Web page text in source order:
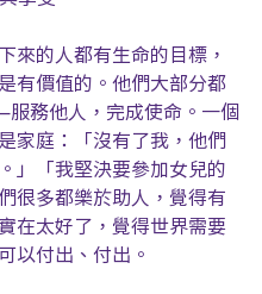
來的人都有生命的目標，
有價值的。他們大部分都
務他人，完成使命。一個
家庭：「沒有了我，他們
」「我堅決要參加女兒的
很多都樂於助人，覺得有
在太好了，覺得世界需要
以付出、付出。